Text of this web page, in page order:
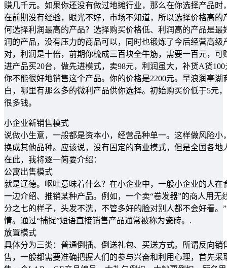
赚几千元。如果你还没有做过地摊行业，那么在你选择产品
在前期没有经验，眼光不好，市场不知道，所以选择价格高
何选择利润最高的产品？选择购买价格低、利润高的产品是
润的产品，没有压力的商品可以，同时也锻炼了今后经营高
对，利润是十倍，前期你梳成三百块全牛筋，需要一百元，
进产品买20台，做先进模式，卖98元，利润虽大，补货A货
你不能很好地销售这个产品。你的价格是2200元。早浪润亭
白，哪里有那么多的微利产品供你选择。初始购买价低于5元
很多钱。
小企业新销售模式
说做小生意，一般都是资本小，经营品种单一。这样做风险
换成其他品种。应该说，没有固定的商业模式，但是全国各
在此，我将逐一简要介绍：
公寓出售模式
就是辽德。呕吐意味着什么？在小企业中，一般小企业的人
一边介绍、推销某种产品。例如，一个卖“卷发器”的商人用
分之七的样子，头发不洗，不管多好的脸对别人都不会好看
情。通过“捕捉”短语直接销售产品通常被称为瓷砖。.
放置模式
具体分为三类：普通倒插、倒送礼包、买送方式。所谓反向
售，一般都需要准确把握人们的参与兴奋和利用心理，首先